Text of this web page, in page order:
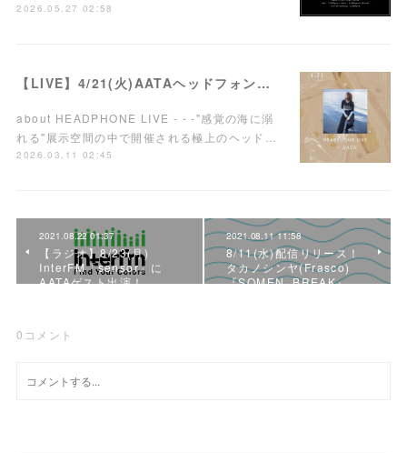
2026.05.27 02:58
【LIVE】4/21(火)AATAヘッドフォンワンマンライブ開催！
about HEADPHONE LIVE - - -"感覚の海に溺
れる"展示空間の中で開催される極上のヘッド…
2026.03.11 02:45
2021.08.22 01:37
【ラジオ】8/23(月)
InterFM「sensor」に
AATAゲスト出演！
2021.08.11 11:58
8/11(水)配信リリース！
タカノシンヤ(Frasco)
『SOMEN, BREAK』…
0 コメント